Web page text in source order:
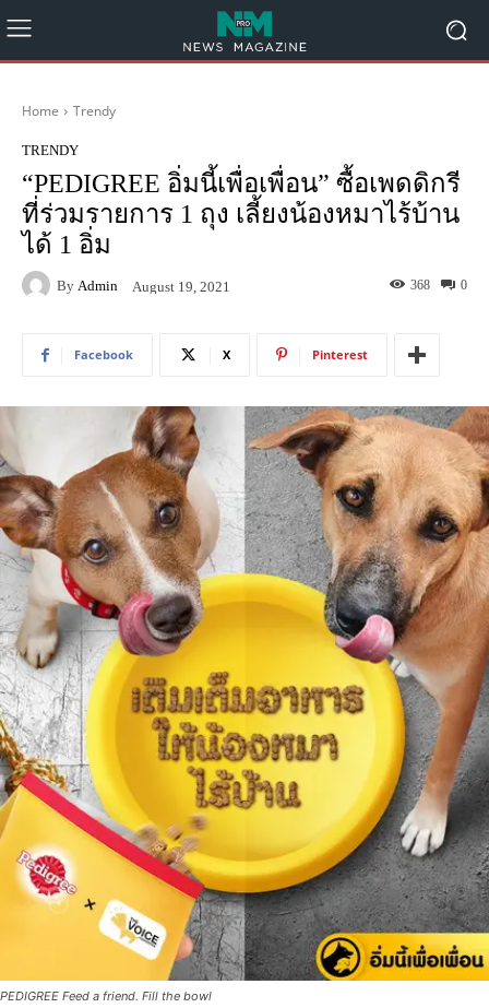
Home Trendy
TRENDY
“PEDIGREE อิ่มนี้เพื่อเพื่อน” ซื้อเพดดิกรี
ที่ร่วมรายการ 1 ถุง เลี้ยงน้องหมาไร้บ้าน
ได้ 1 อิ่ม
By Admin August 19, 2021 0
368
Facebook X Pinterest
PEDIGREE Feed a friend. Fill the bowl